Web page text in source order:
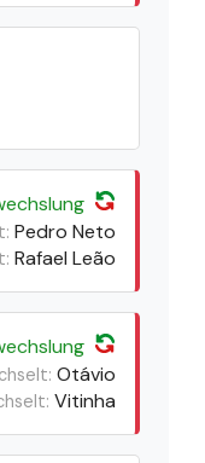
Pedro Neto
Rafael Leão
Otávio
Vitinha